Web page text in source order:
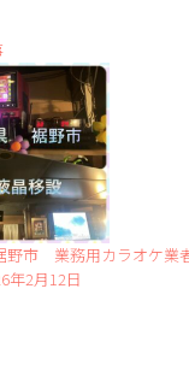
市 業務用カラオケ業
2月12日